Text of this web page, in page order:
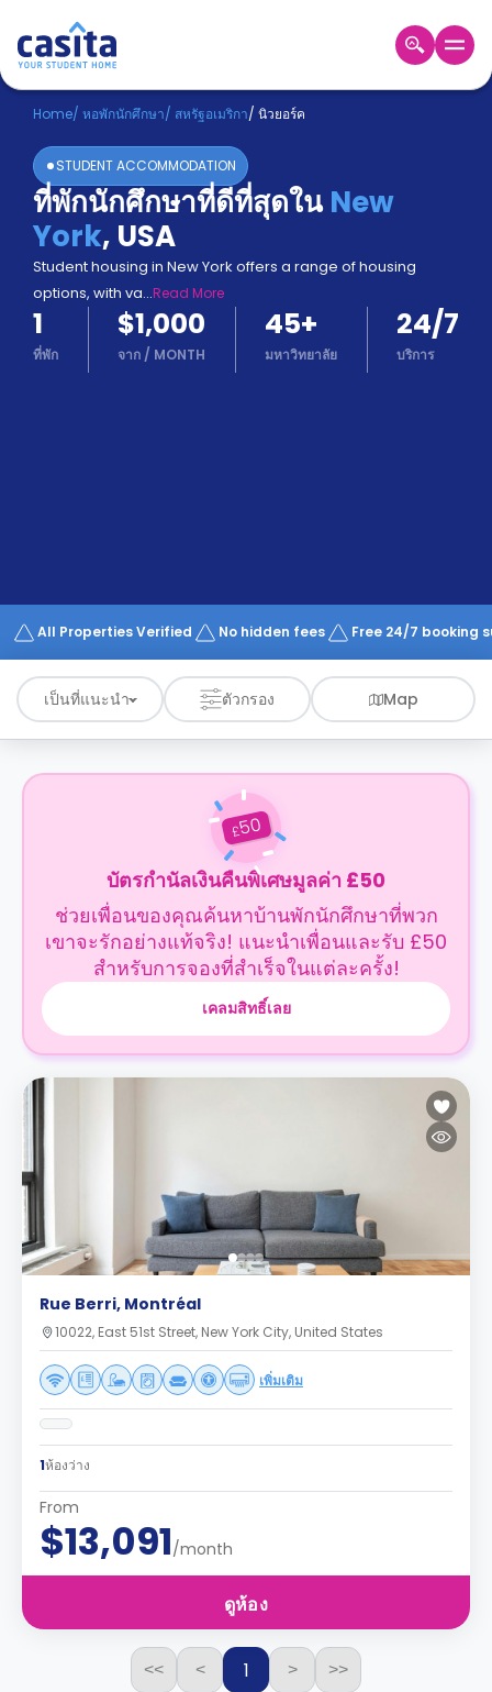
Home TH USD
เข้าสู่
ระบบ
Booking
Accommodation
About
Blog
Refer
And
Become
Works
Home/ หอพักนักศึกษา/ สหรัฐอเมริกา/ นิวยอร์ค
STUDENT ACCOMMODATION
ที่พักนักศึกษาที่ดีที่สุดใน New
York, USA
Student housing in New York offers a range of housing
options, with va...Read More
1
ที่พัก
$1,000
จาก / MONTH
45+
มหาวิทยาลัย
24/7
บริการ
All Properties Verified No hidden fees Free 24/7 booking
เป็นที่แนะนำ ตัวกรอง Map
£50
บัตรกำนัลเงินคืนพิเศษมูลค่า £50
ช่วยเพื่อนของคุณค้นหาบ้านพักนักศึกษาที่พวก
เขาจะรักอย่างแท้จริง! แนะนำเพื่อนและรับ £50
สำหรับการจองที่สำเร็จในแต่ละครั้ง!
เคลมสิทธิ์เลย
Rue Berri, Montréal
10022, East 51st Street, New York City, United States
เพิ่มเติม
1ห้องว่าง
From
$13,091/month
ดูห้อง
<< < 1 > >>